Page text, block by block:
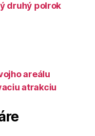
druhý polrok
areálu
atrakciu